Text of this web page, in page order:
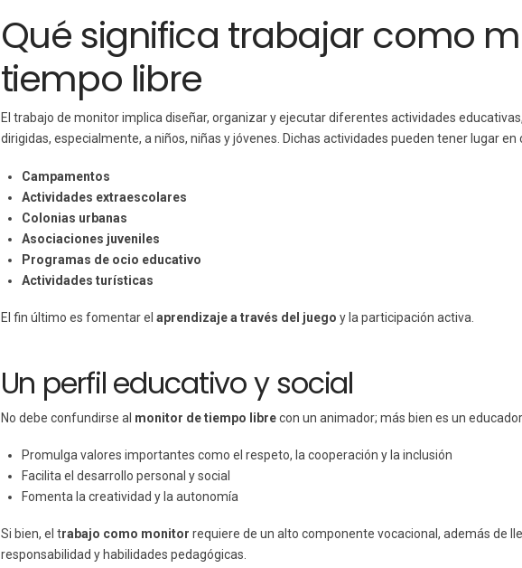
Qué significa trabajar como
tiempo libre
El trabajo de monitor implica diseñar, organizar y ejecutar diferentes actividades
dirigidas, especialmente, a niños, niñas y jóvenes. Dichas actividades pueden tener lugar
Campamentos
Actividades extraescolares
Colonias urbanas
Asociaciones juveniles
Programas de ocio educativo
Actividades turísticas
El fin último es fomentar el aprendizaje a través del juego y la participación activa.
Un perfil educativo y social
No debe confundirse al monitor de tiempo librecon un animador; más bien es un
Promulga valores importantes como el respeto, la cooperación y la inclusión
Facilita el desarrollo personal y social
Fomenta la creatividad y la autonomía
Si bien, el trabajo como monitor requiere de un alto componente vocacional, además de
responsabilidad y habilidades pedagógicas.